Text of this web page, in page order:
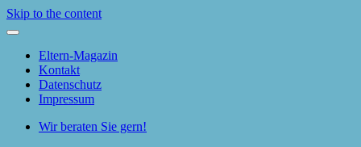
Skip to the content
Eltern-Magazin
Kontakt
Datenschutz
Impressum
Wir beraten Sie gern!